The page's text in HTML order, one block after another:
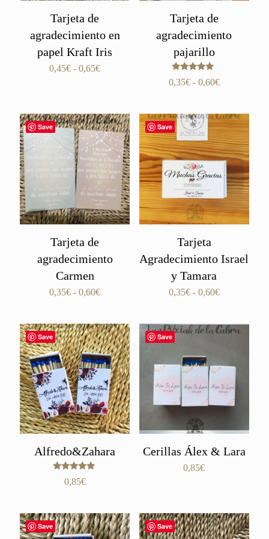
Tarjeta de
agradecimiento en
papel Kraft Iris
0,45€ - 0,65€Rango
0,45€
hasta
0,65€
Tarjeta de
agradecimiento
pajarillo
Valorado
con
0,35€ - 0,60€Rango
desde
0,35€
hasta
0,60€
Save
Tarjeta de
agradecimiento
Carmen
0,35€ - 0,60€Rango
desde
0,35€
hasta
0,60€
Save
Tarjeta
Agradecimiento Israel
y Tamara
0,35€ - 0,60€Rango
desde
0,60€
Save
Alfredo&Zahara
Valorado
con
0,85€
Save
Cerillas Álex & Lara
0,85€
Save Save